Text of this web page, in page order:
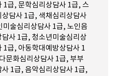
1급, 문학심리상담사 1급, 스
담사 1급, 색채심리상담사
술심리상담사 1급, 노인음
사 1급, 청소년미술심리상
1급, 아동학대예방상담사 1
문화심리상담사 1급, 부부
1급, 음악심리상담사 1급,